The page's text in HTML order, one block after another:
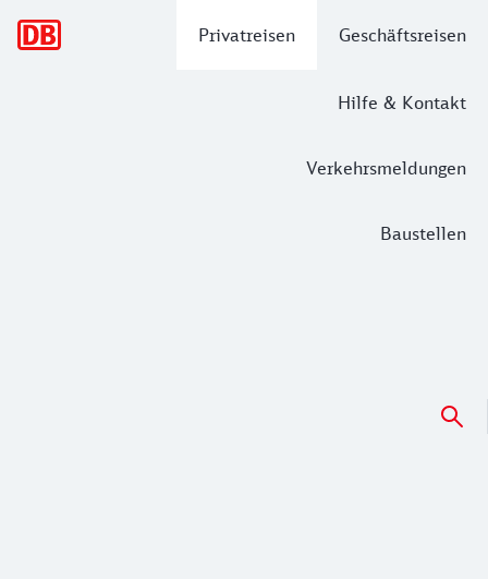
Privatreisen Geschäftsreisen
Hilfe & Kontakt
Verkehrsmeldungen
Baustellen